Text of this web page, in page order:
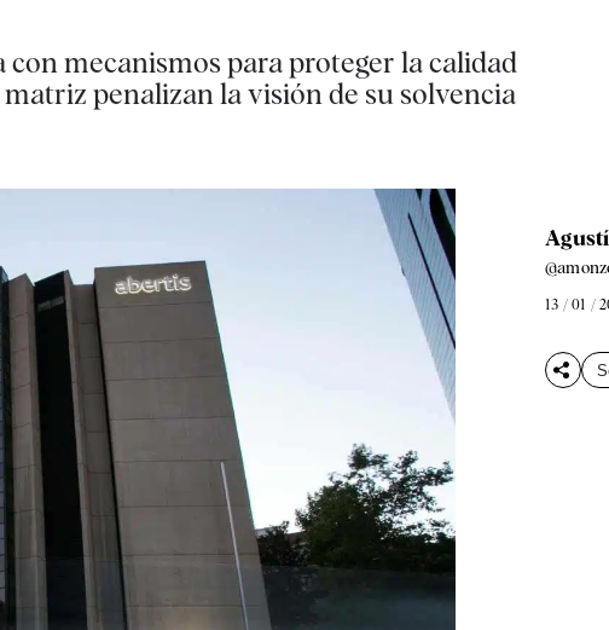
mecanismos para proteger la calidad
penalizan la visión de su solvencia
13 / 01 /